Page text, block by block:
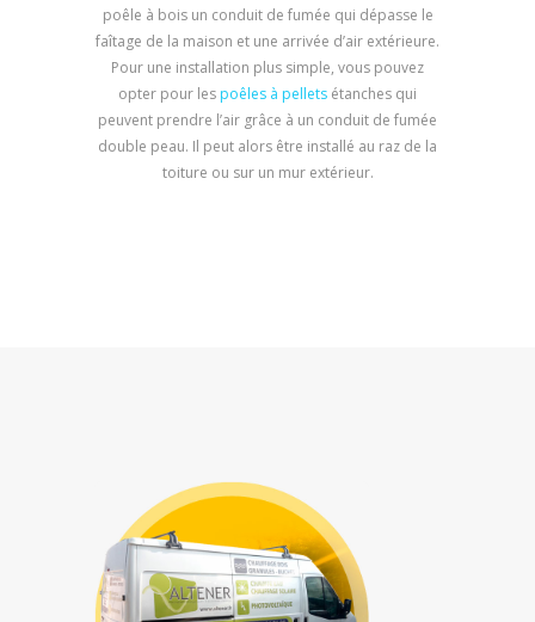
poêle à bois un conduit de fumée qui dépasse le
faîtage de la maison et une arrivée d’air extérieure.
Pour une installation plus simple, vous pouvez
opter pour les poêles à pellets étanches qui
peuvent prendre l’air grâce à un conduit de fumée
double peau. Il peut alors être installé au raz de la
toiture ou sur un mur extérieur.